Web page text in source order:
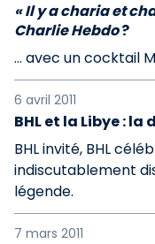
« Il y a charia et
Charlie Hebdo?
… avec un cocktail
6 avril 2011
BHL et la Libye :
BHL invité, BHL
indiscutablement
légende.
7 mars 2011